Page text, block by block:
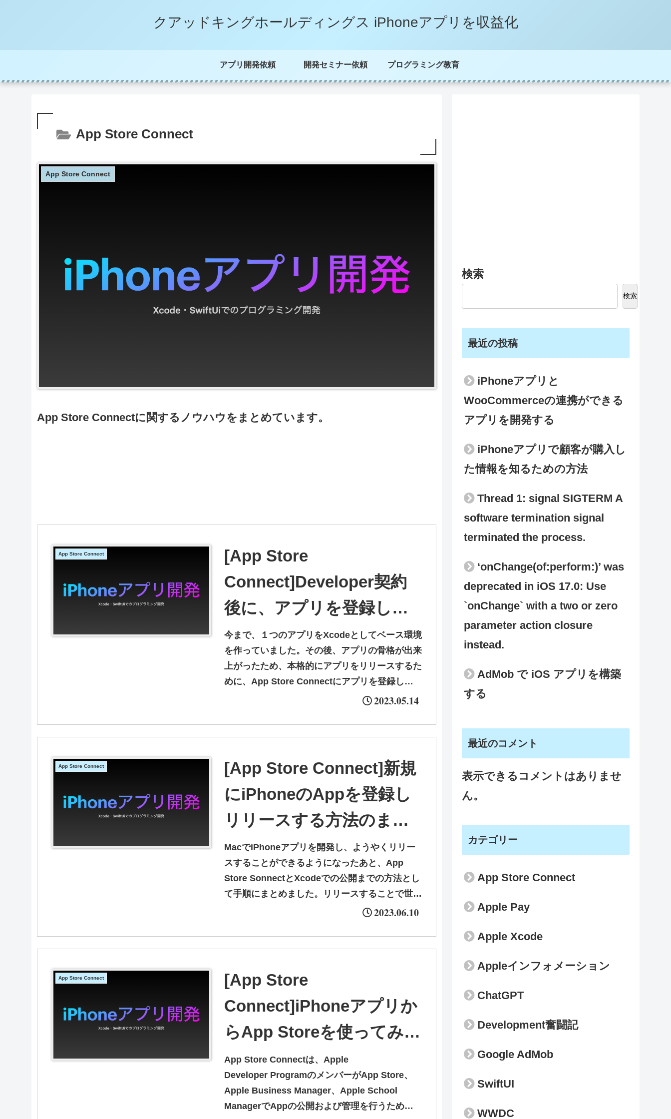
クアッドキングホールディングス iPhoneアプリを収益化
アプリ開発依頼 開発セミナー依頼 プログラミング教育
App Store Connect
App Store Connect
App Store Connectに関するノウハウをまとめています。
App Store Connect
[App Store
Connect]Developer契約
後に、アプリを登録した
後の変更点とはまった点
とは
今まで、１つのアプリをXcodeとしてベース環境
を作っていました。その後、アプリの骨格が出来
上がったため、本格的にアプリをリリースするた
めに、App Store Connectにアプリを登録し、
Apple Pay、サブスクリプションをホンモノ環境
た。その環境変化の内容をまとめ、また、その際
2023.05.14
App Store Connect
[App Store Connect]新規
にiPhoneのAppを登録し
リリースする方法のまと
め
MacでiPhoneアプリを開発し、ようやくリリー
スすることができるようになったあと、App
Store SonnectとXcodeでの公開までの方法とし
て手順にまとめました。リリースすることで世の
中がよくなるように、iPhoneアプリリリースま
2023.06.10
App Store Connect
[App Store
Connect]iPhoneアプリか
らApp Storeを使ってみよ
う
App Store Connectは、Apple
Developer ProgramのメンバーがApp Store、
Apple Business Manager、Apple School
ManagerでAppの公開および管理を行うための
検索
検索
最近の投稿
iPhoneアプリと
WooCommerceの連携ができる
アプリを開発する
iPhoneアプリで顧客が購入し
た情報を知るための方法
Thread 1: signal SIGTERM A
software termination signal
terminated the process.
‘onChange(of:perform:)’ was
deprecated in iOS 17.0: Use
`onChange` with a two or zero
parameter action closure
instead.
AdMob で iOS アプリを構築
する
最近のコメント
表示できるコメントはありませ
ん。
カテゴリー
App Store Connect
Apple Pay
Apple Xcode
Appleインフォメーション
ChatGPT
Development奮闘記
Google AdMob
SwiftUI
WWDC